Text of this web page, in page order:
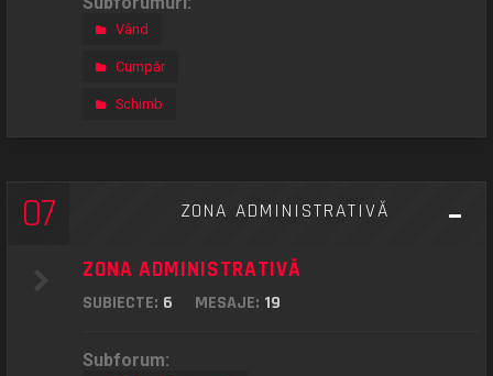
Vând
Cumpăr
Schimb
07 ZONA ADMINISTRATIVĂ
ZONA ADMINISTRATIVĂ
SUBIECTE: 6 MESAJE: 19
Subforum: